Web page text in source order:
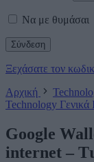
Να με θυμάσαι
Ξεχάσατε τον
Αρχική
Technology Γενικά
Google
internet –